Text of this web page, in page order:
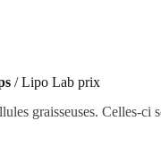
/ Lipo Lab prix
graisseuses. Celles-